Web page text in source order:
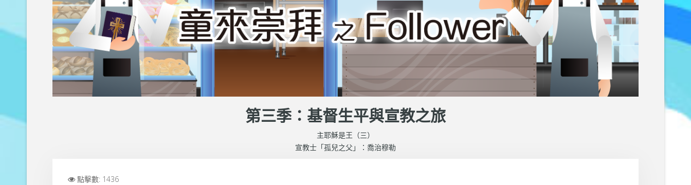
第三季：基督生平與宣教之旅
主耶穌是王（三）
宣教士「孤兒之父」：喬治穆勒
點擊數: 1436